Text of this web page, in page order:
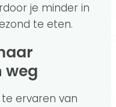
je minder in
te eten.
weg
ervaren van